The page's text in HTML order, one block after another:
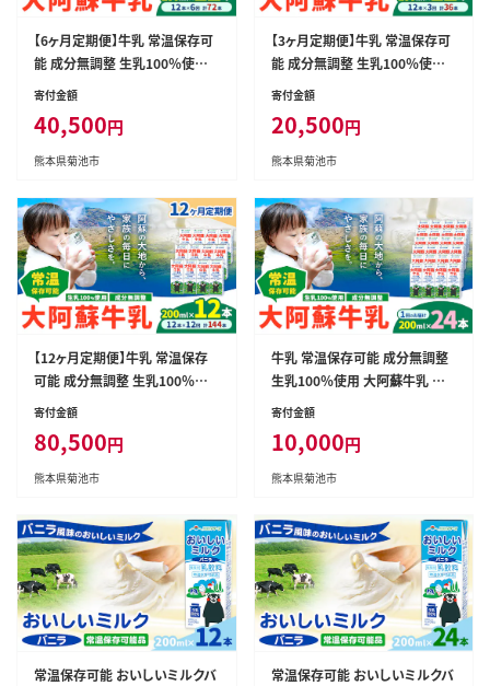
【6ヶ月定期便】牛乳 常温保存可
能 成分無調整 生乳100％使用
大阿蘇牛乳 紙パック 200ml×1
か《申込月の翌月から出荷開始》
熊本県 菊池市 牛乳 乳飲料 乳性
ト ロングライフ 熊本県産---001
6-3330---
寄付金額
40,500円
熊本県菊池市
【3ヶ月定期便】牛乳 常温保存可
能 成分無調整 生乳100％使用
大阿蘇牛乳 紙パック 200ml×1
か《申込月の翌月から出荷開始》
熊本県 菊池市 牛乳 乳飲料 乳性
ト ロングライフ 熊本県産---001
6-3327---
寄付金額
20,500円
熊本県菊池市
【12ヶ月定期便】牛乳 常温保存
可能 成分無調整 生乳100％使
用 大阿蘇牛乳 紙パック 200ml
たせいか《申込月の翌月から出
荷開始》熊本県 菊池市 牛乳 乳
飲料 セット ロングライフ 熊本県
産---0016-3336---
寄付金額
80,500円
熊本県菊池市
牛乳 常温保存可能 成分無調整
生乳100％使用 大阿蘇牛乳 紙
パック 200ml×24本 合同会社
予定(土日祝除く)》熊本県 菊池
市 牛乳 乳飲料 乳性飲料 ドリン
イフ 熊本県産---016-2637---
寄付金額
10,000円
熊本県菊池市
常温保存可能 おいしいミルクバ
常温保存可能 おいしいミルクバ